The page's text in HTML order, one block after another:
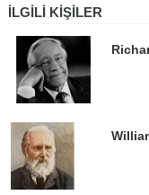
İLGILI KIŞILER